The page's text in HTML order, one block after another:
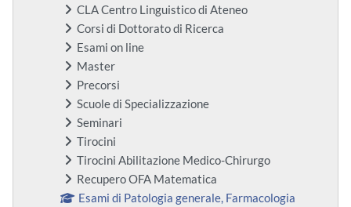
CLA Centro Linguistico di Ateneo
Corsi di Dottorato di Ricerca
Esami on line
Master
Precorsi
Scuole di Specializzazione
Seminari
Tirocini
Tirocini Abilitazione Medico-Chirurgo
Recupero OFA Matematica
Esami di Patologia generale, Farmacologia